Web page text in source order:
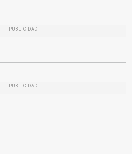
PUBLICIDAD
PUBLICIDAD